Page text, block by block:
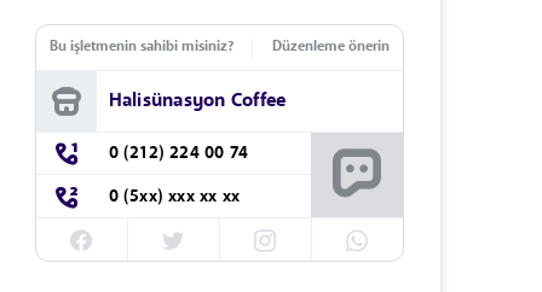
Bu işletmenin sahibi misiniz? Düzenleme önerin
Halisünasyon Coffee
0 (212) 224 00 74
0 (5xx) xxx xx xx